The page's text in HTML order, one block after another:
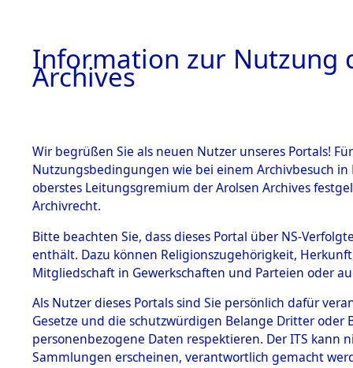
BESTÄNDE
1.
mente
5. Verschiedenes
5.3
Todesmärsche
0030
Information zur Nutzung
Archives
Wir begrüßen Sie als neuen Nutzer unseres Portals!
Nutzungsbedingungen wie bei einem Archivbesuch
oberstes Leitungsgremium der Arolsen Archives
Archivrecht.
Bitte beachten Sie, dass dieses Portal über NS-
enthält. Dazu können Religionszugehörigkeit,
Mitgliedschaft in Gewerkschaften und Parteien oder
Als Nutzer dieses Portals sind Sie persönlich dafür
Gesetze und die schutzwürdigen Belange Dritter
personenbezogene Daten respektieren. Der ITS
Sammlungen erscheinen, verantwortlich gemacht